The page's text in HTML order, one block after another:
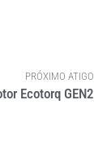
PRÓXIMO ATIGO
Ecotorq GEN2